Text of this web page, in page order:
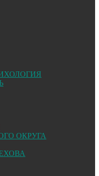
ОКРУГА